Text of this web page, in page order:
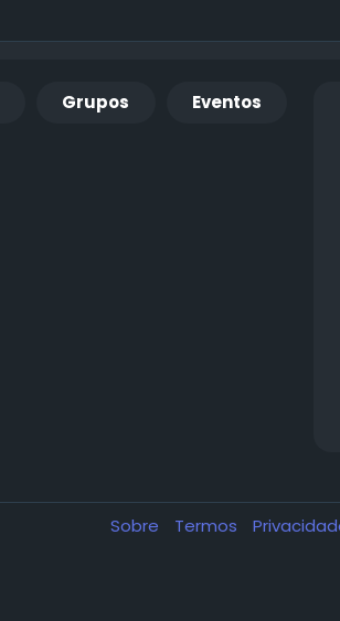
Grupos Eventos
Sobre Termos